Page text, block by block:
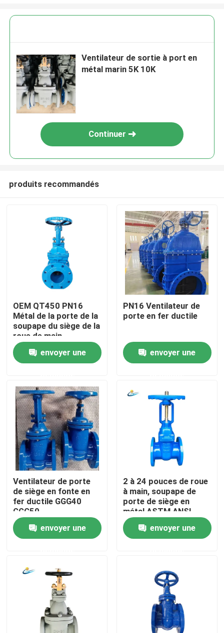
Maison
Vidéos
À propos de nous
Visite de l'usine
Contrôle de qualité
Nous contacter
Soupape à vanne de DI
Ventilateur de sortie à port en
métal marin 5K 10K
Continuer
produits recommandés
OEM QT450 PN16
Métal de la porte de la
soupape du siège de la
roue de main
envoyer une
PN16 Ventilateur de
porte en fer ductile
envoyer une
Ventilateur de porte
de siège en fonte en
fer ductile GGG40
GGG50
envoyer une
2 à 24 pouces de roue
à main, soupape de
porte de siège en
métal ASTM ANSI
Standard
envoyer une